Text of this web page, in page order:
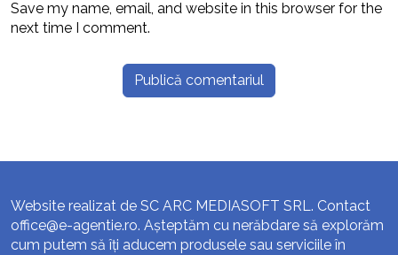
Save my name, email, and website in this browser for the
next time I comment.
Website realizat de SC ARC MEDIASOFT SRL. Contact
office@e-agentie.ro. Așteptăm cu nerăbdare să explorăm
cum putem să îți aducem produsele sau serviciile în